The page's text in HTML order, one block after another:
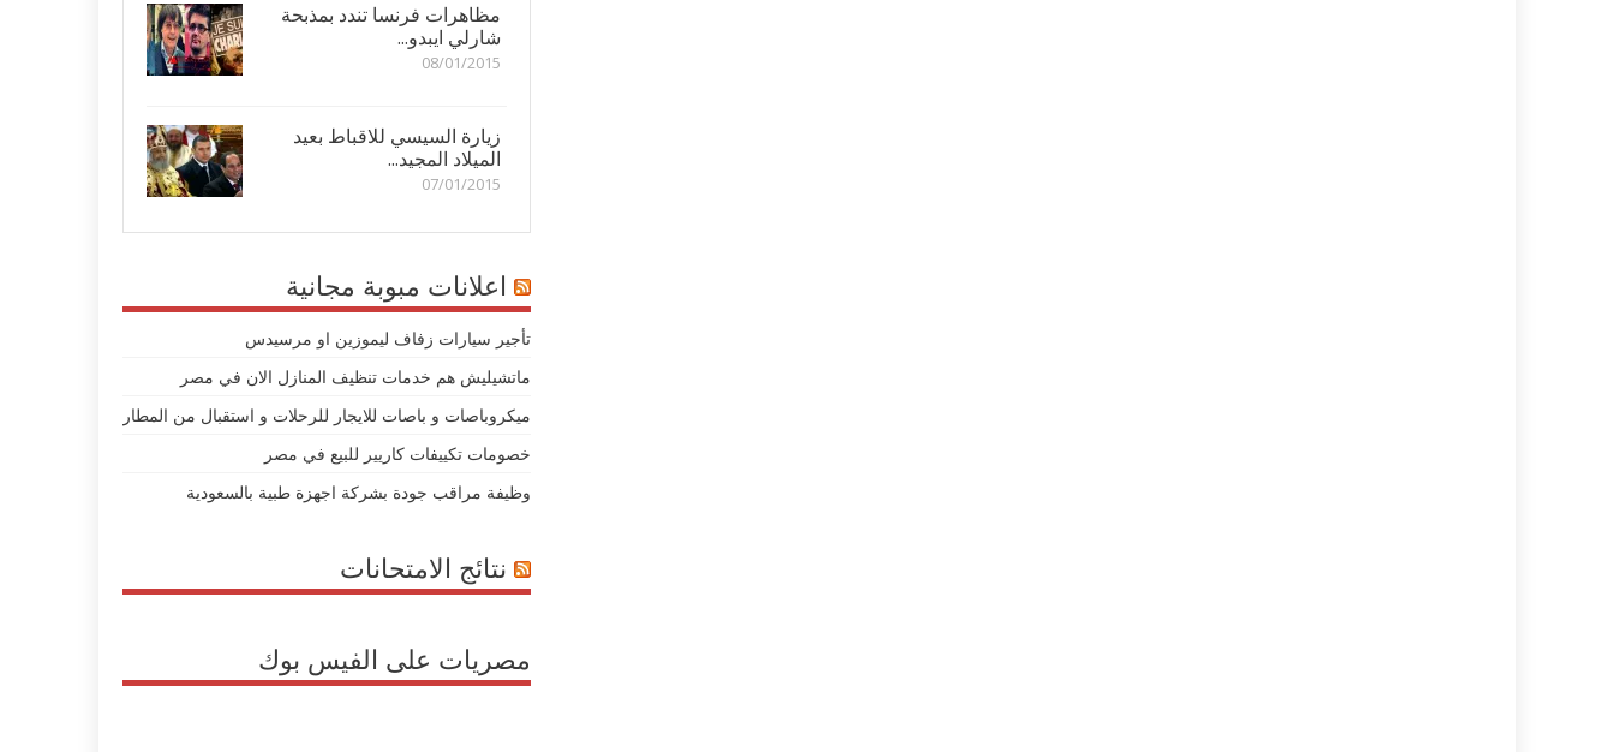
مظاهرات فرنسا تندد بمذبحة
شارلي ايبدو...
08/01/2015
زيارة السيسي للاقباط بعيد
الميلاد المجيد...
07/01/2015
اعلانات مبوبة مجانية
تأجير سيارات زفاف ليموزين او مرسيدس
ماتشيليش هم خدمات تنظيف المنازل الان في مصر
ميكروباصات و باصات للايجار للرحلات و استقبال من المطار
خصومات تكييفات كاريير للبيع في مصر
وظيفة مراقب جودة بشركة اجهزة طبية بالسعودية
نتائج الامتحانات
مصريات على الفيس بوك